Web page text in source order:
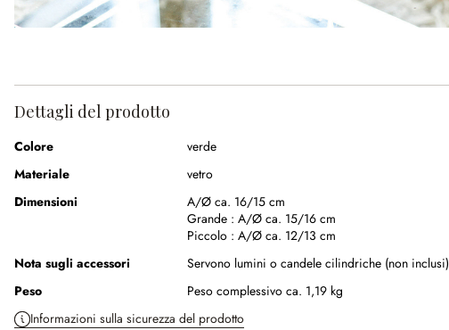
Dettagli del prodotto
Colore
verde
Materiale
vetro
Dimensioni
A/Ø ca. 16/15 cm
Grande : A/Ø ca. 15/16 cm
Piccolo : A/Ø ca. 12/13 cm
Nota sugli accessori
Servono lumini o candele cilindriche (non inclusi)
Peso
Peso complessivo ca. 1,19 kg
Informazioni sulla sicurezza del prodotto